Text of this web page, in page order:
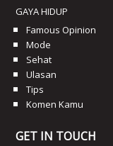
GAYA HIDUP
Famous Opinion
Mode
Sehat
Ulasan
Tips
Komen Kamu
GET IN TOUCH